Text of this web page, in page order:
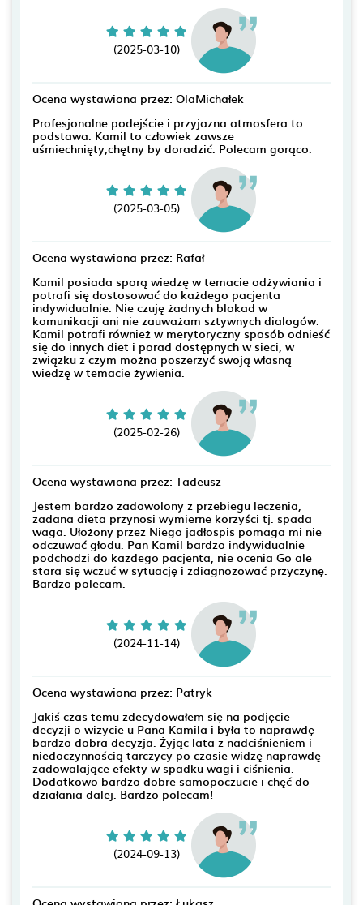
(2025-03-10)
Ocena wystawiona przez: OlaMichałek
Profesjonalne podejście i przyjazna atmosfera to
podstawa. Kamil to człowiek zawsze
uśmiechnięty,chętny by doradzić. Polecam gorąco.
(2025-03-05)
Ocena wystawiona przez: Rafał
Kamil posiada sporą wiedzę w temacie odżywiania i
potrafi się dostosować do każdego pacjenta
indywidualnie. Nie czuję żadnych blokad w
komunikacji ani nie zauważam sztywnych dialogów.
Kamil potrafi również w merytoryczny sposób odnieść
się do innych diet i porad dostępnych w sieci, w
związku z czym można poszerzyć swoją własną
wiedzę w temacie żywienia.
(2025-02-26)
Ocena wystawiona przez: Tadeusz
Jestem bardzo zadowolony z przebiegu leczenia,
zadana dieta przynosi wymierne korzyści tj. spada
waga. Ułożony przez Niego jadłospis pomaga mi nie
odczuwać głodu. Pan Kamil bardzo indywidualnie
podchodzi do każdego pacjenta, nie ocenia Go ale
stara się wczuć w sytuację i zdiagnozować przyczynę.
Bardzo polecam.
(2024-11-14)
Ocena wystawiona przez: Patryk
Jakiś czas temu zdecydowałem się na podjęcie
decyzji o wizycie u Pana Kamila i była to naprawdę
bardzo dobra decyzja. Żyjąc lata z nadciśnieniem i
niedoczynnością tarczycy po czasie widzę naprawdę
zadowalające efekty w spadku wagi i ciśnienia.
Dodatkowo bardzo dobre samopoczucie i chęć do
działania dalej. Bardzo polecam!
(2024-09-13)